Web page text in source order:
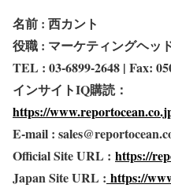
名前 : 西カント
役職 : マーケティングヘッ
TEL : 03-6899-2648 | Fax:
インサイトIQ購読：
https://
E-mail :
Official Site URL : https://
Japan Site URL : https://